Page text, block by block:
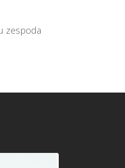
zespoda